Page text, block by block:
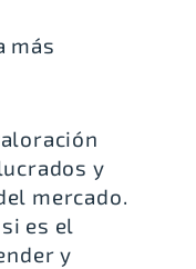
más
y
mercado.
es el
y